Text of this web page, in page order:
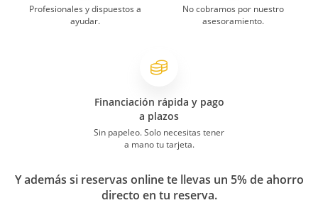
Profesionales y dispuestos a
ayudar.
No cobramos por nuestro
asesoramiento.
Financiación rápida y pago
a plazos
Sin papeleo. Solo necesitas tener
a mano tu tarjeta.
Y además si reservas online te llevas un 5% de ahorro
directo en tu reserva.